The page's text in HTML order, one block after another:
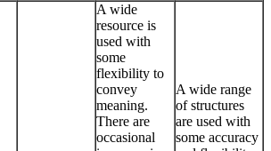
A wide
resource is
used with
some
flexibility to
convey
meaning.
There are
occasional
A wide range
of structures
are used with
some accuracy